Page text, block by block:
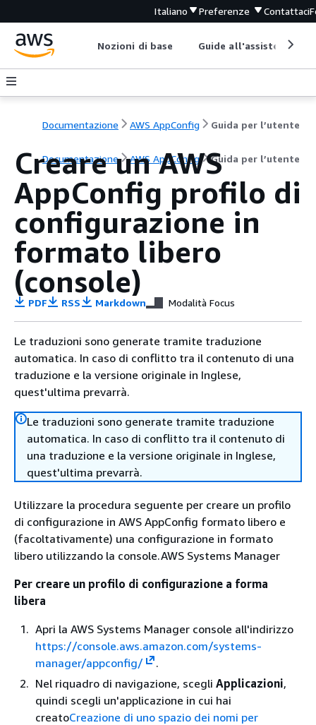
Italiano Preferenze Contattaci
Nozioni di base Guide all'assistenza
Documentazione AWS AppConfig Guida per l’utente
Documentazione AWS AppConfig Guida per l’utente
Creare un AWS
AppConfig profilo di
configurazione in
formato libero
(console)
PDF RSS Markdown Modalità Focus
Le traduzioni sono generate tramite traduzione
automatica. In caso di conflitto tra il contenuto di una
traduzione e la versione originale in Inglese,
quest'ultima prevarrà.
Le traduzioni sono generate tramite traduzione
automatica. In caso di conflitto tra il contenuto di
una traduzione e la versione originale in Inglese,
quest'ultima prevarrà.
Utilizzare la procedura seguente per creare un profilo
di configurazione in AWS AppConfig formato libero e
(facoltativamente) una configurazione in formato
libero utilizzando la console.AWS Systems Manager
Per creare un profilo di configurazione a forma
libera
Apri la AWS Systems Manager console all'indirizzo
https://console.aws.amazon.com/systems-
manager/appconfig/
.
Nel riquadro di navigazione, scegli Applicazioni,
quindi scegli un'applicazione in cui hai
creatoCreazione di uno spazio dei nomi per